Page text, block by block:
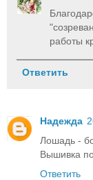
работы
Ответить
Надежда
Лошадь -
Вышивка
Ответить